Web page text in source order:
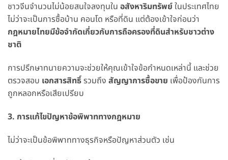
ชาวจีนจำนวนไม่น้อยสนใจลงทุนใน อสังหาริมทรัพย์ในประเทศไทย
ไม่ว่าจะเป็นการซื้อบ้าน คอนโด หรือที่ดิน แต่ต้องเข้าใจก่อนว่า
กฎหมายไทยมีข้อจำกัดเกี่ยวกับการถือครองที่ดินสำหรับชาวต่าง
ชาติ
การปรึกษาทนายความจะช่วยให้คุณเข้าใจข้อกำหนดเหล่านี้ และช่วย
ตรวจสอบ เอกสารสิทธิ์รวมถึง สัญญาการซื้อขาย เพื่อป้องกันการ
ถูกหลอกหรือเสียเปรียบ
3. การแก้ไขปัญหาข้อพิพาททางกฎหมาย
ไม่ว่าจะเป็นข้อพิพาททางธุรกิจหรือปัญหาส่วนตัว เช่น